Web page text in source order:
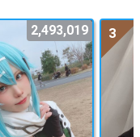
2,493,019 3